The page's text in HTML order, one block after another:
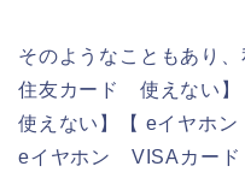
そのようなこともあり
住友カード 使えない
使えない】【 eイヤホ
eイヤホン VISAカー